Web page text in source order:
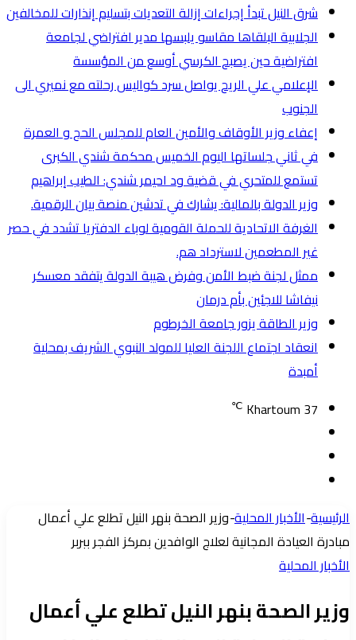
شرق النيل تبدأ إجراءات إزالة التعديات بتسليم إنذارات للمخالفين
الجلابية البلقاها مقاسو يلبسها ​مدير افتراضي لجامعة
افتراضية حين يصبح الكرسي أوسع من المؤسسة
الإعلامي علي الريح يواصل سرد كواليس رحلته مع نميري الى
الجنوب
إعفاء وزير الأوقاف والأمين العام للمجلس الحج و العمرة
في ثاني جلساتها اليوم الخميس محكمة شندي الكبرى
تستمع للمتحري في قضية ود احيمر شندي: الطيب إبراهيم
وزير الدولة بالمالية: يشارك في تدشين منصة بيان الرقمية.
الغرفة الاتحادية للحملة القومية لوباء الدفتريا تشدد في حصر
غير المطعمين لاسترداد هم.
ممثل لجنة ضبط الأمن وفرض هيبة الدولة يتفقد معسكر
نيفاشا للاجئين بأم درمان
وزير الطاقة يزور جامعة الخرطوم
انعقاد اجتماع اللجنة العليا للمولد النبوي الشريف بمحلية
أمبدة
Khartoum 37
℃
جانبيالرئيسية-الأخبار المحلية-وزير الصحة بنهر النيل تطلع علي أعمال
مبادرة العيادة المجانية لعلاج الوافدين بمركز الفجر ببربر
الأخبار المحلية
وزير الصحة بنهر النيل تطلع علي أعمال